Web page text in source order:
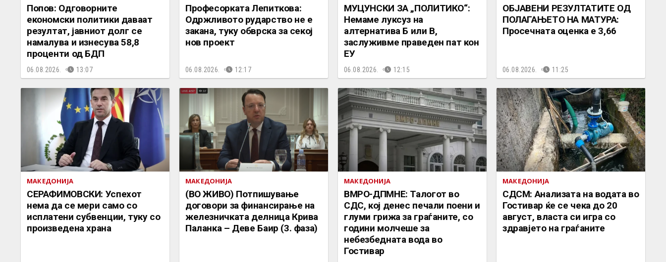
Попов: Одговорните
економски политики даваат
резултат, јавниот долг се
намалува и изнесува 58,8
проценти од БДП
06.08.2026. 13:07
Професорката Лепиткова:
Одржливото рударство не е
закана, туку обврска за секој
нов проект
06.08.2026. 12:17
МУЦУНСКИ ЗА „ПОЛИТИКО“:
Немаме луксуз на
алтернатива Б или В,
заслуживме праведен пат кон
ЕУ
06.08.2026. 12:15
ОБЈАВЕНИ РЕЗУЛТАТИТЕ ОД
ПОЛАГАЊЕТО НА МАТУРА:
Просечната оценка е 3,66
06.08.2026. 11:25
МАКЕДОНИЈА
СЕРАФИМОВСКИ: Успехот
нема да се мери само со
исплатени субвенции, туку со
произведена храна
МАКЕДОНИЈА
(ВО ЖИВО) Потпишување
договори за финансирање на
железничката делница Крива
Паланка – Деве Баир (3. фаза)
МАКЕДОНИЈА
ВМРО-ДПМНЕ: Талогот во
СДС, кој денес печали поени и
глуми грижа за граѓаните, со
години молчеше за
небезбедната вода во
Гостивар
МАКЕДОНИЈА
СДСМ: Анализата на водата во
Гостивар ќе се чека до 20
август, власта си игра со
здравјето на граѓаните